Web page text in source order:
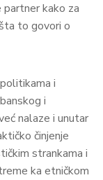
kako za
to govori o
i
i
nalaze i unutar
činjenje
strankama i
ka etničkom